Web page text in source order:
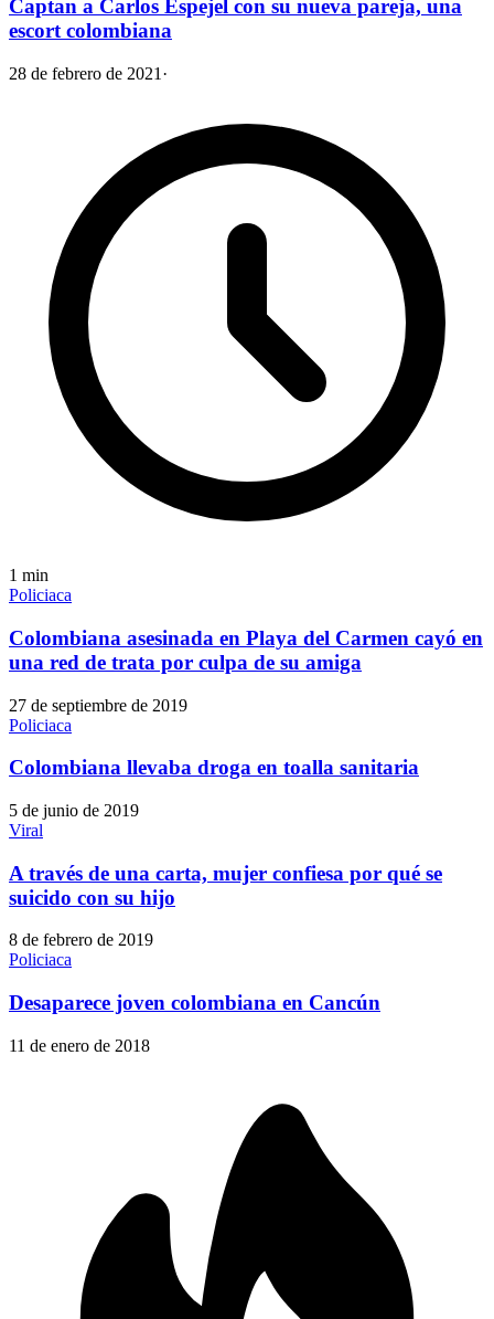
Captan a Carlos Espejel con su nueva pareja, una
escort colombiana
28 de febrero de 2021 ·
1 min
Policiaca
Colombiana asesinada en Playa del Carmen cayó en
una red de trata por culpa de su amiga
27 de septiembre de 2019
Policiaca
Colombiana llevaba droga en toalla sanitaria
5 de junio de 2019
Viral
A través de una carta, mujer confiesa por qué se
suicido con su hijo
8 de febrero de 2019
Policiaca
Desaparece joven colombiana en Cancún
11 de enero de 2018